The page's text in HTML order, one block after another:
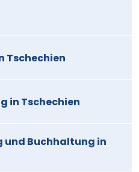
Tschechien
in Tschechien
und Buchhaltung in